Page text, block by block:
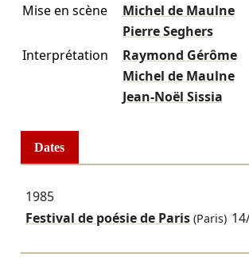
Mise en scène
Michel de Maulne
Pierre Seghers
Interprétation
Raymond Gérôme
Michel de Maulne
Jean-Noël Sissia
Dates
1985
Festival de poésie de Paris(Paris)